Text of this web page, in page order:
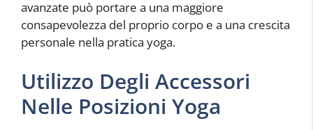
avanzate può portare a una maggiore
consapevolezza del proprio corpo e a una crescita
personale nella pratica yoga.
Utilizzo Degli Accessori
Nelle Posizioni Yoga